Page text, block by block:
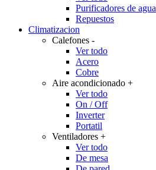
Purificadores de agua
Repuestos
Climatizacion
Calefones -
Ver todo
Acero
Cobre
Aire acondicionado +
Ver todo
On / Off
Inverter
Portatil
Ventiladores +
Ver todo
De mesa